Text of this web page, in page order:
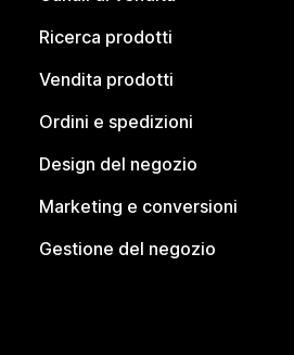
Ricerca prodotti
Vendita prodotti
Ordini e spedizioni
Design del negozio
Marketing e conversioni
Gestione del negozio